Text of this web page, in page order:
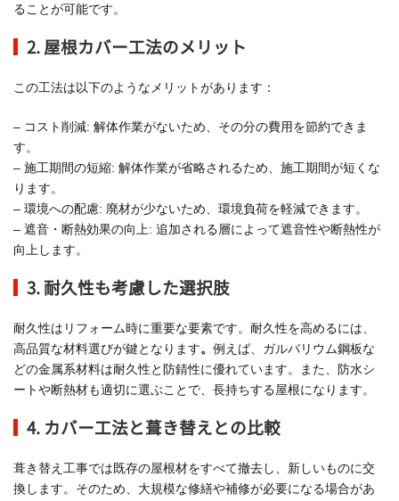
ることが可能です。
2. 屋根カバー工法のメリット
この工法は以下のようなメリットがあります：
– コスト削減: 解体作業がないため、その分の費用を節約できま
す。
– 施工期間の短縮: 解体作業が省略されるため、施工期間が短くな
ります。
– 環境への配慮: 廃材が少ないため、環境負荷を軽減できます。
– 遮音・断熱効果の向上: 追加される層によって遮音性や断熱性が
向上します。
3. 耐久性も考慮した選択肢
耐久性はリフォーム時に重要な要素です。耐久性を高めるには、
高品質な材料選びが鍵となります。 例えば、ガルバリウム鋼板な
どの金属系材料は耐久性と防錆性に優れています。また、防水シ
ートや断熱材も適切に選ぶことで、長持ちする屋根になります。
4. カバー工法と葺き替えとの比較
葺き替え工事では既存の屋根材をすべて撤去し、新しいものに交
換します。そのため、大規模な修繕や補修が必要になる場合があ